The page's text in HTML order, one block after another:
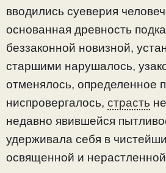
вводились суеверия
основанная древность
беззаконной новизной,
старшими нарушалось,
отменялось, определенное
ниспровергалось, страсть
недавно явившейся
удерживала себя в
освященной и